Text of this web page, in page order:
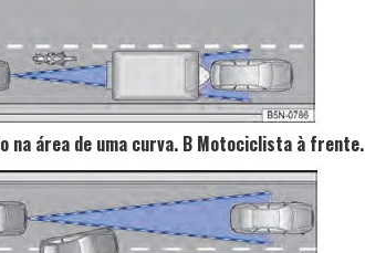
na área de uma curva. B Motociclista à frente.